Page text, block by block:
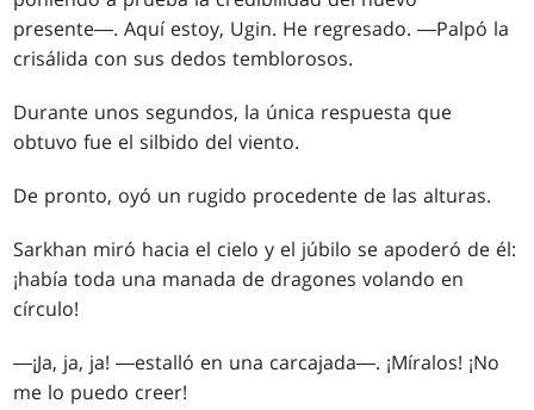
presente―. Aquí estoy, Ugin. He regresado. ―Palpó la
crisálida con sus dedos temblorosos.
Durante unos segundos, la única respuesta que
obtuvo fue el silbido del viento.
De pronto, oyó un rugido procedente de las alturas.
Sarkhan miró hacia el cielo y el júbilo se apoderó de él:
¡había toda una manada de dragones volando en
círculo!
―¡Ja, ja, ja! ―estalló en una carcajada―. ¡Míralos! ¡No
me lo puedo creer!